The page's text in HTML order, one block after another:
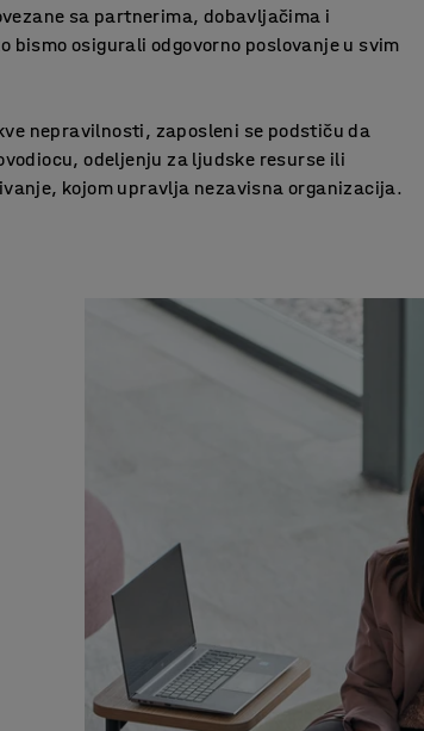
sa partnerima, dobavljačima i
bismo osigurali odgovorno poslovanje u svim
nepravilnosti, zaposleni se podstiču da
odeljenju za ljudske resurse ili
kojom upravlja nezavisna organizacija.